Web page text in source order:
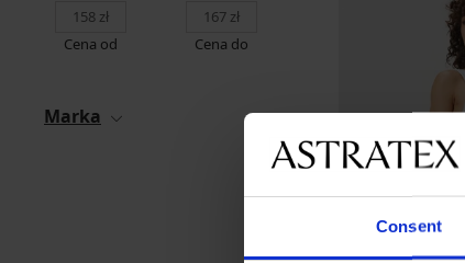
Consent
Cena od Cena do
Marka